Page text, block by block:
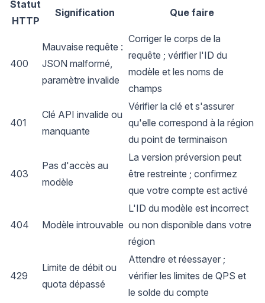
Statut
HTTP
Signification Que faire
400
Mauvaise requête :
JSON malformé,
paramètre invalide
Corriger le corps de la
requête ; vérifier l'ID du
modèle et les noms de
champs
401
Clé API invalide ou
manquante
Vérifier la clé et s'assurer
qu'elle correspond à la région
du point de terminaison
403
Pas d'accès au
modèle
La version préversion peut
être restreinte ; confirmez
que votre compte est activé
404 Modèle introuvable
L'ID du modèle est incorrect
ou non disponible dans votre
région
429
Limite de débit ou
quota dépassé
Attendre et réessayer ;
vérifier les limites de QPS et
le solde du compte